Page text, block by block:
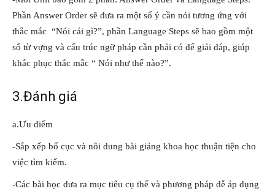
Phần Answer Order sẽ đưa ra một số ý cần nói tương ứng với
thắc mắc “Nói cái gì?”, phần Language Steps sẽ bao gồm một
số từ vựng và cấu trúc ngữ pháp cần phải có để giải đáp, giúp
khắc phục thắc mắc “ Nói như thế nào?”.
3.Đánh giá
a.Ưu điểm
-Sắp xếp bố cục và nôi dung bài giảng khoa học thuận tiện cho
việc tìm kiếm.
-Các bài học đưa ra mục tiêu cụ thể và phương pháp dễ áp dụng